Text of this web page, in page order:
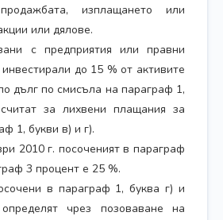
изплащането или
или дялове.
с предприятия или правни
до 15 % от активите
дълг по смисъла на параграф 1,
за лихвени плащания за
1, букви в) и г).
2010 г. посоченият в параграф
3 процент е 25 %.
в параграф 1, буква г) и
чрез позоваване на